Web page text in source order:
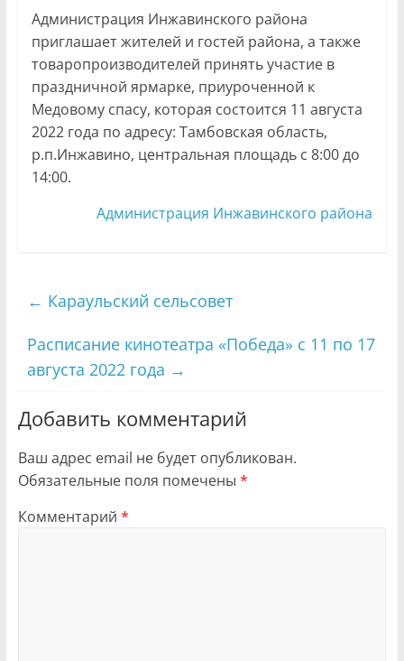
Администрация Инжавинского района
приглашает жителей и гостей района, а также
товаропроизводителей принять участие в
праздничной ярмарке, приуроченной к
Медовому спасу, которая состоится 11 августа
2022 года по адресу: Тамбовская область,
р.п.Инжавино, центральная площадь с 8:00 до
14:00.
Администрация Инжавинского района
← Караульский сельсовет
Расписание кинотеатра «Победа» с 11 по 17
августа 2022 года →
Добавить комментарий
Ваш адрес email не будет опубликован.
Обязательные поля помечены *
Комментарий *